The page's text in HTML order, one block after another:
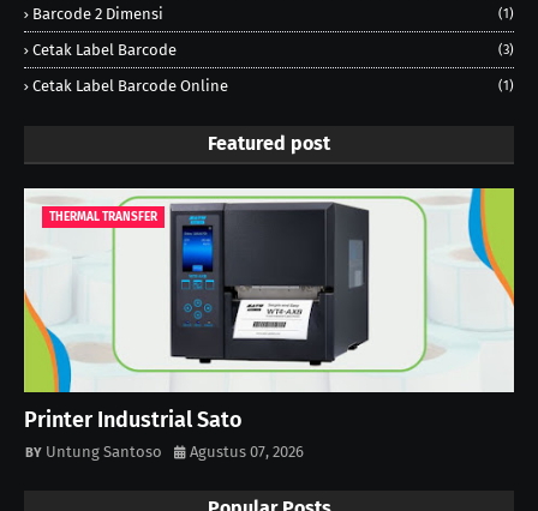
Barcode 2 Dimensi (1)
Cetak Label Barcode (3)
Cetak Label Barcode Online (1)
Featured post
THERMAL TRANSFER
Printer Industrial Sato
Untung Santoso Agustus 07, 2026